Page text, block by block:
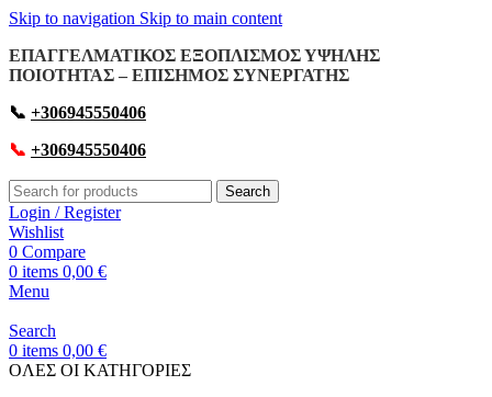
Skip to navigation Skip to main content
ΕΠΑΓΓΕΛΜΑΤΙΚΟΣ ΕΞΟΠΛΙΣΜΟΣ ΥΨΗΛΗΣ
ΠΟΙΟΤΗΤΑΣ – ΕΠΙΣΗΜΟΣ ΣΥΝΕΡΓΑΤΗΣ
📞 +306945550406
📞 +306945550406
Search
Login / Register
Wishlist
0 Compare
0 items 0,00 €
Menu
Search
0 items 0,00 €
OΛΕΣ ΟΙ ΚΑΤΗΓΟΡΙΕΣ